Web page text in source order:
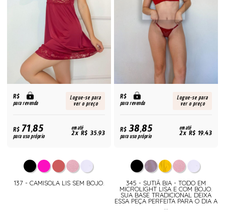
R$
para revenda
Logue-se para
ver o preço
R$71,85
para uso próprio
em até
2x R$ 35,93
137 - CAMISOLA LIS SEM BOJO.
R$
para revenda
Logue-se para
ver o preço
R$38,85
para uso próprio
em até
2x R$ 19,43
345 - SUTIÃ BIA - TODO EM
MICROLIGHT LISA E COM BOJO.
SUA BASE TRADICIONAL DEIXA
ESSA PEÇA PERFEITA PARA O DIA A